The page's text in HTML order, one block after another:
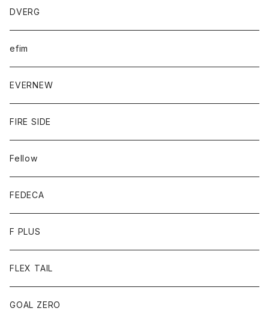
DVERG
efim
EVERNEW
FIRE SIDE
Fellow
FEDECA
F PLUS
FLEX TAIL
GOAL ZERO